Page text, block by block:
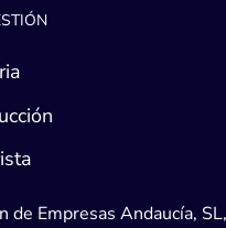
de Empresas Andaucía,